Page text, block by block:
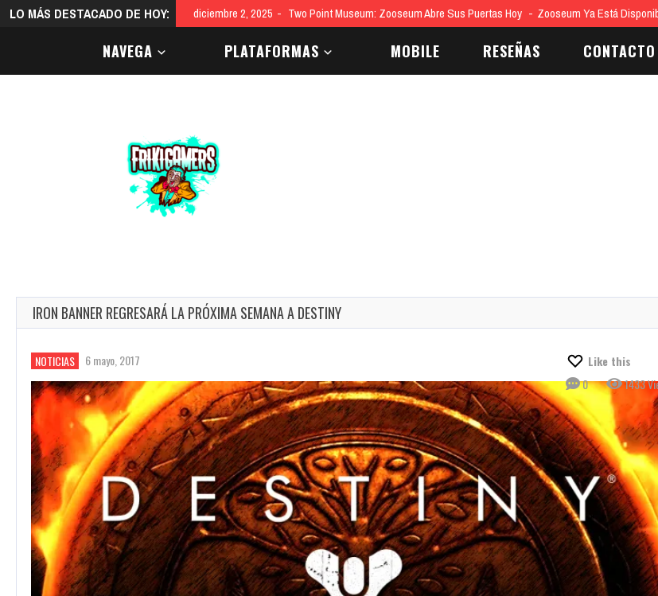
LO MÁS DESTACADO DE HOY: diciembre 2, 2025 Two Point Museum: Zooseum Abre Sus Puertas Hoy Zooseum Ya Está
NAVEGA PLATAFORMAS MOBILE RESEÑAS CONTACTO
IRON BANNER REGRESARÁ LA PRÓXIMA SEMANA A DESTINY
NOTICIAS 6 mayo, 2017
Like this
0
1433